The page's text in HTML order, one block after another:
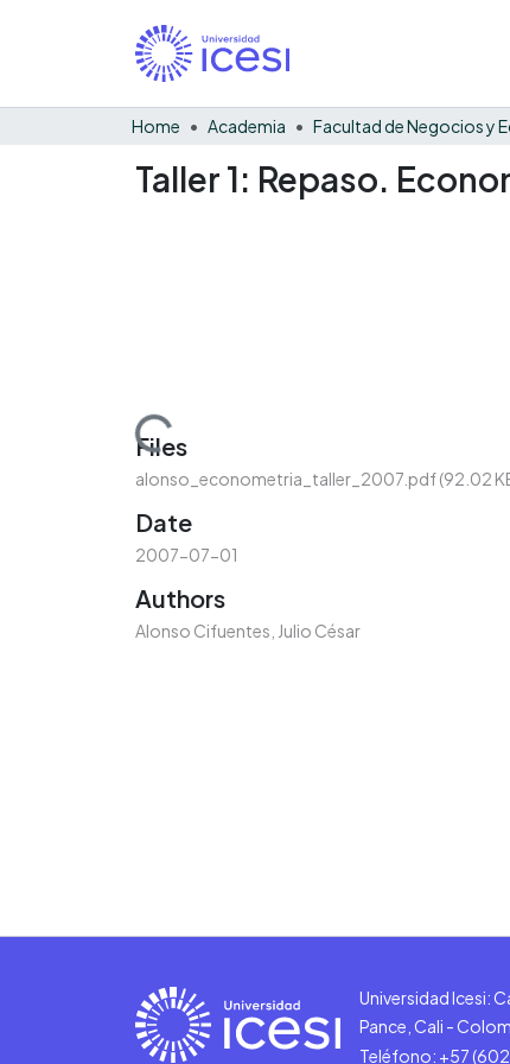
Home Academia
Taller 1: Repaso.
Loading...
Files
alonso_econometria_taller_2007.pdf(92.02
Date
2007-07-01
Authors
Alonso Cifuentes, Julio César
Universidad Icesi:
Pance, Cali -
Teléfono: +57